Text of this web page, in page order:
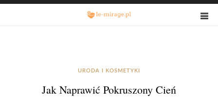
URODA I KOSMETYKI
Jak Naprawić Pokruszony Cień